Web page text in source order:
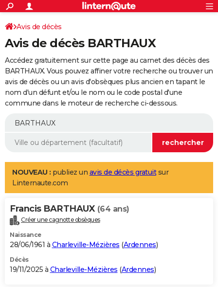
ACTUALITÉS
Politique
Société
Faits Divers
Education
Monde
Villes
+
SPORT
Coupe du monde 2026
Football
Tennis
Cyclisme
Rugby
Forum
Programme TV
TNT
Streaming
Cinéma
Sorties cinéma
Musique
+
FINANCE
Retraite
Epargne
Immobilier
Risques naturels par ville
Banque
Assurance
AUTO
Essais
Réserver un essai
Citadines
Berlines
SUV
Forum auto
+
Mobiles
Meilleur smartphone
Internet
Ordinateurs
Jeux vidéo
Guide high-tech
Aménagement intérieur
LIFESTYLE
Art de vivre
Bien-être
Loisirs
Mode
Modes de vie
Alimentation
Guide de la santé
Maladies
Médicaments
Sommeil
VOYAGE
Destinations
City break
Voyage nature
Voyage de noces
Forum
Climat
+PHOTO
GUIDES D'ACHAT
BONS PLANS
Avis de décès
Avis de décès BARTHAUX
Accédez gratuitement sur cette page au carnet des décès des
BARTHAUX. Vous pouvez affiner votre recherche ou trouver un
avis de décès ou un avis d'obsèques plus ancien en tapant le
nom d'un défunt et/ou le nom ou le code postal d'une
commune dans le moteur de recherche ci-dessous.
NOUVEAU : publiez un avis de décès gratuitsur
Linternaute.com
Francis BARTHAUX (64 ans)
Créer une cagnotte obsèques
Naissance
28/06/1961 à Charleville-Mézières (Ardennes)
Décès
19/11/2025 à Charleville-Mézières (Ardennes)